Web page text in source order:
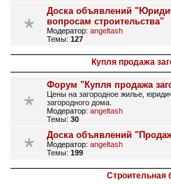
Доска объявлений
вопросам строительства"
Модератор: angeltash
Темы: 127
Купля продажа
Форум "Купля продажа
Цены на загородное жилье,
загородного дома.
Модератор: angeltash
Темы: 30
Доска объявлений
Модератор: angeltash
Темы: 199
Строительная